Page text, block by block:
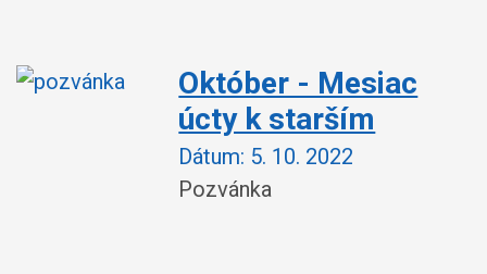
Október - Mesiac
úcty k starším
Dátum: 5. 10. 2022
Pozvánka